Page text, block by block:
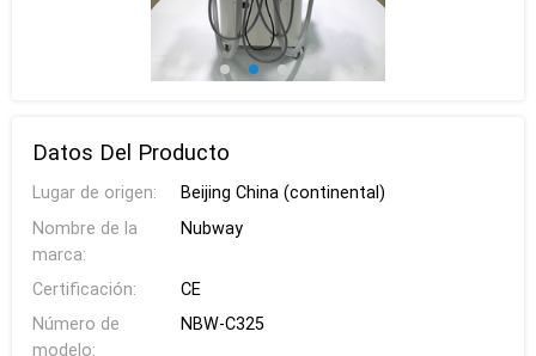
Datos Del Producto
Lugar de origen:
Beijing China (continental)
Nombre de la
marca:
Nubway
Certificación:
CE
Número de
modelo:
NBW-C325